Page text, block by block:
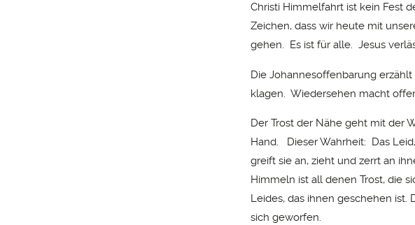
Christi Himmelfahrt ist kein Fest
Zeichen, dass wir heute mit
gehen. Es ist für alle. Jesus
Die Johannesoffenbarung
klagen. Wiedersehen macht
Der Trost der Nähe geht mit der
Hand. Dieser Wahrheit: Das
greift sie an, zieht und zerrt an
Himmeln ist all denen Trost, die
Leides, das ihnen geschehen ist.
sich geworfen.